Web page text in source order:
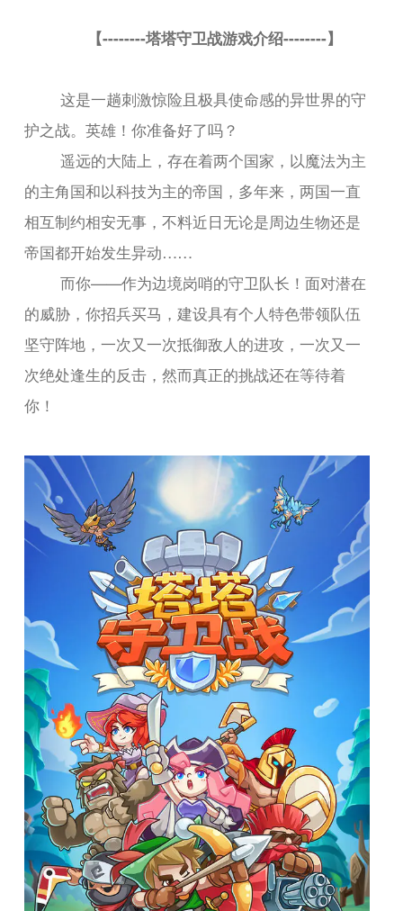
【--------塔塔守卫战游戏介绍--------】
这是一趟刺激惊险且极具使命感的异世界的守
护之战。英雄！你准备好了吗？
遥远的大陆上，存在着两个国家，以魔法为主
的主角国和以科技为主的帝国，多年来，两国一直
相互制约相安无事，不料近日无论是周边生物还是
帝国都开始发生异动……
而你——作为边境岗哨的守卫队长！面对潜在
的威胁，你招兵买马，建设具有个人特色带领队伍
坚守阵地，一次又一次抵御敌人的进攻，一次又一
次绝处逢生的反击，然而真正的挑战还在等待着
你！